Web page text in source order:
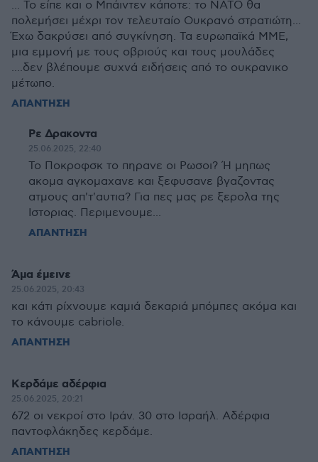
... Το είπε και ο Μπάιντεν κάποτε: το ΝΑΤΟ θα
πολεμήσει μέχρι τον τελευταίο Ουκρανό στρατιώτη...
Έχω δακρύσει από συγκίνηση. Τα ευρωπαϊκά ΜΜΕ,
μια εμμονή με τους οβριούς και τους μουλάδες
....δεν βλέπουμε συχνά ειδήσεις από το ουκρανικο
μέτωπο.
ΑΠΑΝΤΗΣΗ
Ρε Δρακοντα
25.06.2025, 22:40
Το Ποκροφσκ το πηρανε οι Ρωσοι? Ή μηπως
ακομα αγκομαχανε και ξεφυσανε βγαζοντας
ατμους απ'τ'αυτια? Για πες μας ρε ξερολα της
Ιστοριας. Περιμενουμε...
ΑΠΑΝΤΗΣΗ
Άμα έμεινε
25.06.2025, 20:43
και κάτι ρίχνουμε καμιά δεκαριά μπόμπες ακόμα και
το κάνουμε cabriole.
ΑΠΑΝΤΗΣΗ
Κερδάμε αδέρφια
25.06.2025, 20:21
672 οι νεκροί στο Ιράν. 30 στο Ισραήλ. Αδέρφια
παντοφλάκηδες κερδάμε.
ΑΠΑΝΤΗΣΗ